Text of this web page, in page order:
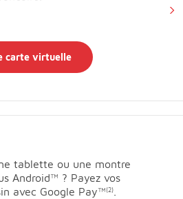
carte virtuelle
tablette ou une montre
Android™ ? Payez vos
avec Google Pay™(2)